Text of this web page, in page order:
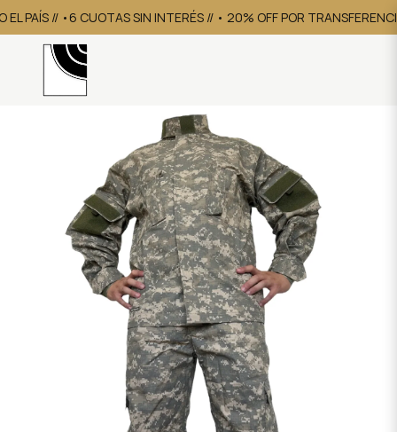
PAÍS // •6 CUOTAS SIN INTERÉS // • 20% OFF POR TRANSFERENCIA